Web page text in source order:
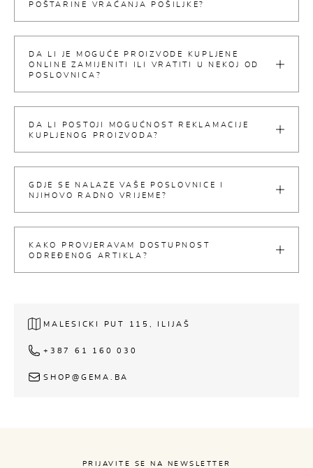
POŠTARINE VRAĆANJA POŠILJKE?
DA LI JE MOGUĆE PROIZVODE KUPLJENE
ONLINE ZAMIJENITI ILI VRATITI U NEKOJ OD
POSLOVNICA?
DA LI POSTOJI MOGUĆNOST REKLAMACIJE
KUPLJENOG PROIZVODA?
GDJE SE NALAZE VAŠE POSLOVNICE I
NJIHOVO RADNO VRIJEME?
KAKO PROVJERAVAM DOSTUPNOST
ODREĐENOG ARTIKLA?
MALESICKI PUT 115, ILIJAŠ
+387 61 160 030
SHOP@GEMA.BA
PRIJAVITE SE NA NEWSLETTER